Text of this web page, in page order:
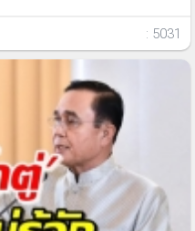
: 5031